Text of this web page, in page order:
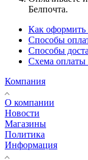
Белпочта.
Как оформить
Способы
Способы
Схема оплаты
Компания
О компании
Новости
Магазины
Политика
Информация